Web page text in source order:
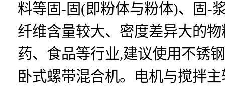
料等固-固(即粉体与粉体)、固-
纤维含量较大、密度差异大的
药、食品等行业,建议使用不锈
卧式螺带混合机。电机与搅拌